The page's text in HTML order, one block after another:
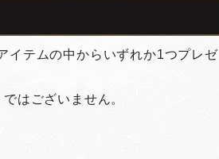
イテムの中からいずれか1つプレゼ
はございません。